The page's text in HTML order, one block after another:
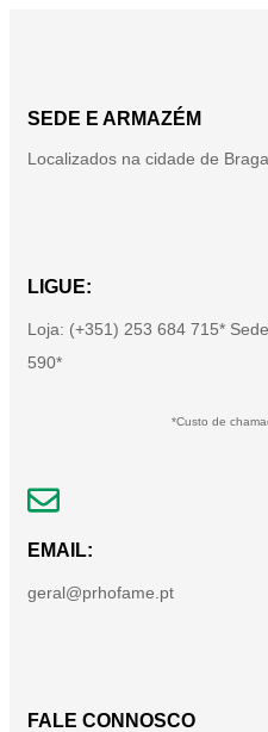
SEDE E ARMAZÉM
Localizados na cidade de
LIGUE:
Loja: (+351) 253 684 715*
590*
*Custo de
EMAIL:
geral@prhofame.pt
FALE CONNOSCO